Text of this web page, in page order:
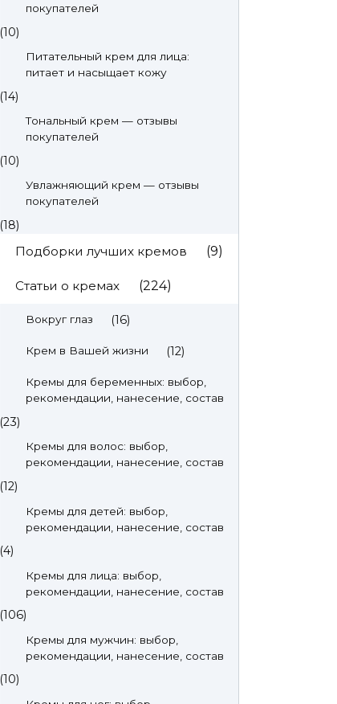
покупателей
(10)
Питательный крем для лица:
питает и насыщает кожу
(14)
Тональный крем — отзывы
покупателей
(10)
Увлажняющий крем — отзывы
покупателей
(18)
Подборки лучших кремов (9)
Статьи о кремах (224)
Вокруг глаз (16)
Крем в Вашей жизни (12)
Кремы для беременных: выбор,
рекомендации, нанесение, состав
(23)
Кремы для волос: выбор,
рекомендации, нанесение, состав
(12)
Кремы для детей: выбор,
рекомендации, нанесение, состав
(4)
Кремы для лица: выбор,
рекомендации, нанесение, состав
(106)
Кремы для мужчин: выбор,
рекомендации, нанесение, состав
(10)